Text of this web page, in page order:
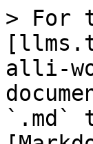
> For
alli-
`.md`